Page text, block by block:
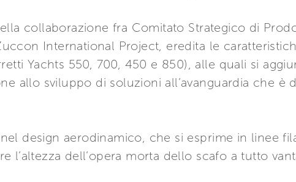
collaborazione fra Comitato Strategico di
International Project, eredita le
Yachts 550, 700, 450 e 850), alle quali si
allo sviluppo di soluzioni all’avanguardia che è
design aerodinamico, che si esprime in linee
l’altezza dell’opera morta dello scafo a tutto